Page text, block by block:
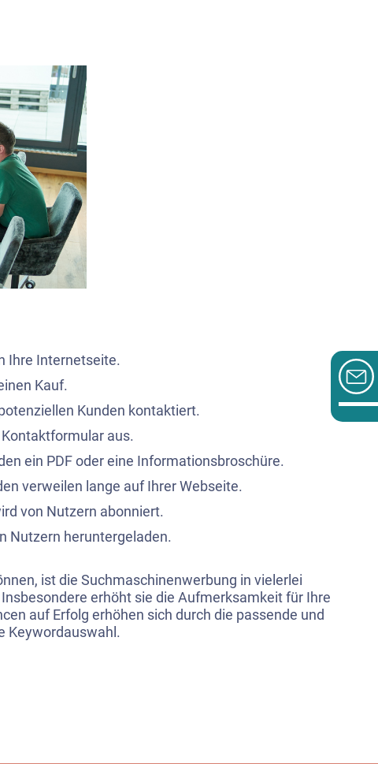
Ihre Internetseite.
Kauf.
Kunden kontaktiert.
aus.
ein PDF oder eine Informationsbroschüre.
verweilen lange auf Ihrer Webseite.
von Nutzern abonniert.
Nutzern heruntergeladen.
ist die Suchmaschinenwerbung in vielerlei
erhöht sie die Aufmerksamkeit für Ihre
auf Erfolg erhöhen sich durch die passende und
Keywordauswahl.